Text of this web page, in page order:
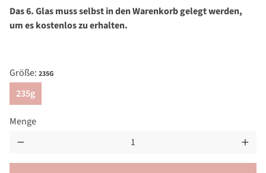
Das 6. Glas muss selbst in den Warenkorb gelegt werden,
um es kostenlos zu erhalten.
Größe: 235G
235g
Menge
remove add